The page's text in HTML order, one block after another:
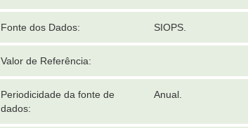
Fonte dos Dados: SIOPS.
Valor de Referência:
Periodicidade da fonte de
dados:
Anual.